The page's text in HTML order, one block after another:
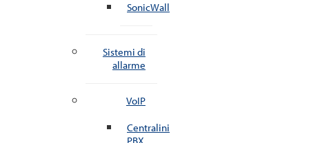
SonicWall
Sistemi di
allarme
VoIP
Centralini